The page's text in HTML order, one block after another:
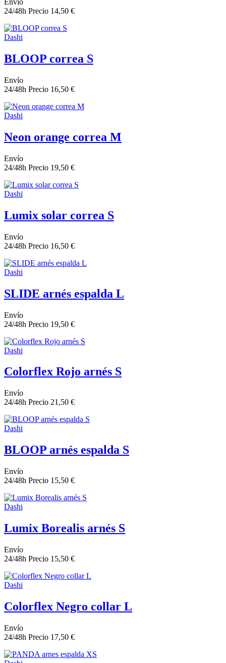
Envío
24/48h Precio 14,50 €
Dashi
BLOOP correa S
Envío
24/48h Precio 16,50 €
Dashi
Neon orange correa M
Envío
24/48h Precio 19,50 €
Dashi
Lumix solar correa S
Envío
24/48h Precio 16,50 €
Dashi
SLIDE arnés espalda L
Envío
24/48h Precio 19,50 €
Dashi
Colorflex Rojo arnés S
Envío
24/48h Precio 21,50 €
Dashi
BLOOP arnés espalda S
Envío
24/48h Precio 15,50 €
Dashi
Lumix Borealis arnés S
Envío
24/48h Precio 15,50 €
Dashi
Colorflex Negro collar L
Envío
24/48h Precio 17,50 €